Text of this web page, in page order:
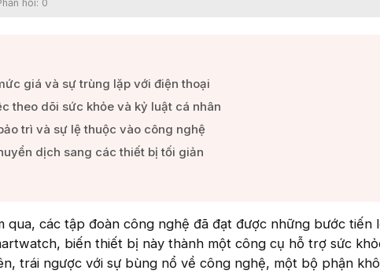
hồi: 0
giá và sự trùng lặp với điện thoại​
theo dõi sức khỏe và kỷ luật cá nhân​
trì và sự lệ thuộc vào công nghệ​
dịch sang các thiết bị tối giản​
qua, các tập đoàn công nghệ đã đạt được những bước tiến
biến thiết bị này thành một công cụ hỗ trợ sức
trái ngược với sự bùng nổ về công nghệ, một bộ phận